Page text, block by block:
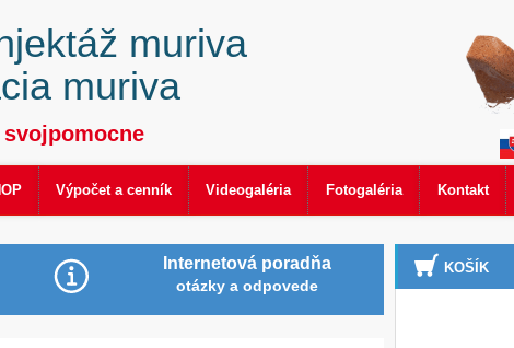
Výpočet a cenník Videogaléria Fotogaléria Kontakt
muriva
muriva
Internetová poradňa
otázky a odpovede
KOŠÍK